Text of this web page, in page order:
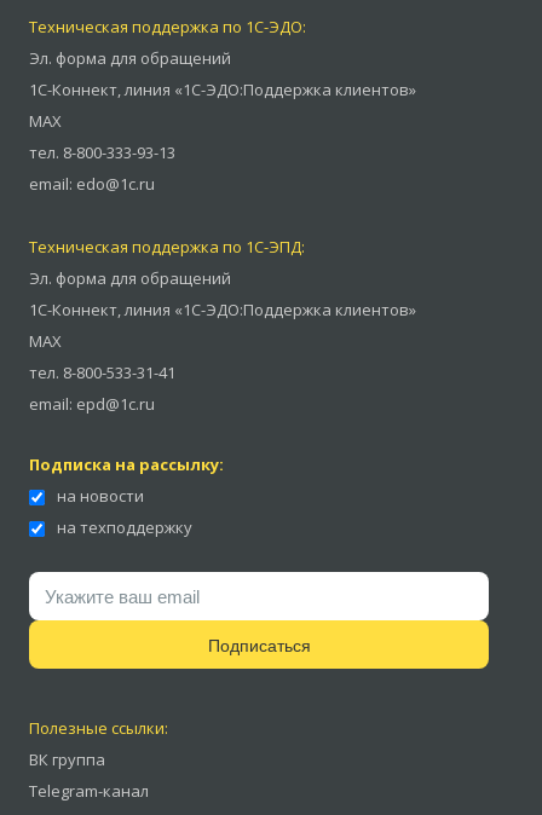
Техническая поддержка по 1С-ЭДО:
Эл. форма для обращений
1С-Коннект,линия «1С-ЭДО:Поддержка клиентов»
MAX
тел. 8-800-333-93-13
email: edo@1c.ru
Техническая поддержка по 1С-ЭПД:
Эл. форма для обращений
1С-Коннект,линия «1С-ЭДО:Поддержка клиентов»
MAX
тел. 8-800-533-31-41
email: epd@1c.ru
Подписка на рассылку:
на новости
на техподдержку
Подписаться
Полезные ссылки:
ВК группа
Telegram-канал